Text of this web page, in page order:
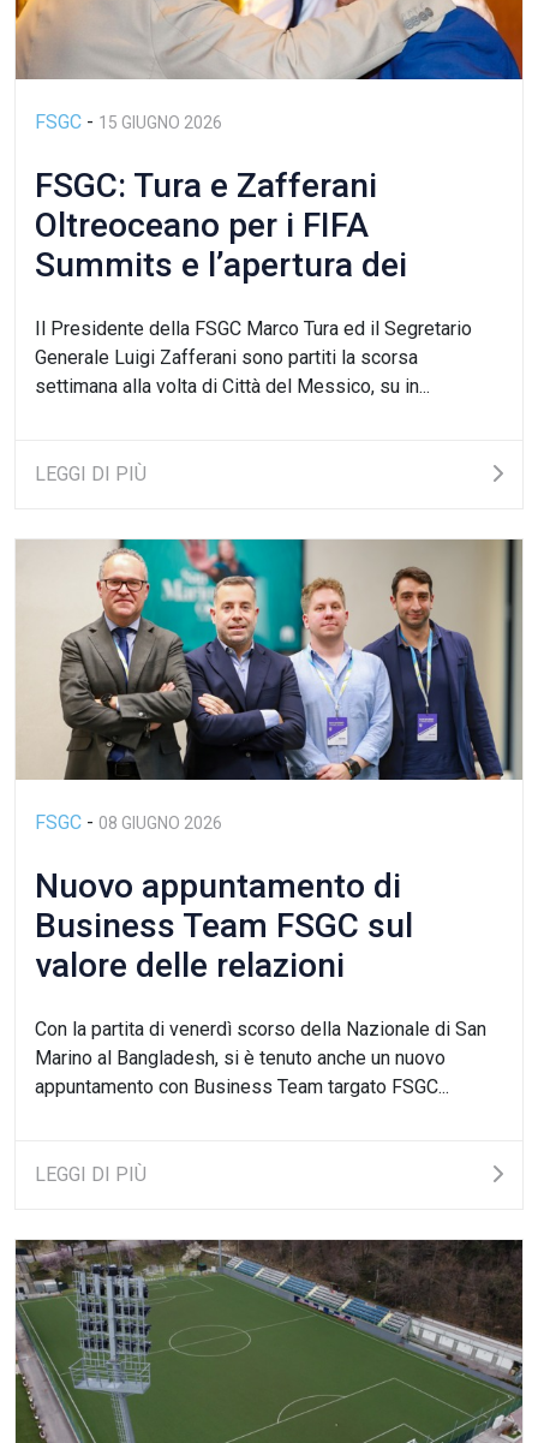
FSGC - 15 GIUGNO 2026
FSGC: Tura e Zafferani
Oltreoceano per i FIFA
Summits e l’apertura dei
Il Presidente della FSGC Marco Tura ed il Segretario
Generale Luigi Zafferani sono partiti la scorsa
settimana alla volta di Città del Messico, su in...
LEGGI DI PIÙ
FSGC - 08 GIUGNO 2026
Nuovo appuntamento di
Business Team FSGC sul
valore delle relazioni
Con la partita di venerdì scorso della Nazionale di San
Marino al Bangladesh, si è tenuto anche un nuovo
appuntamento con Business Team targato FSGC...
LEGGI DI PIÙ